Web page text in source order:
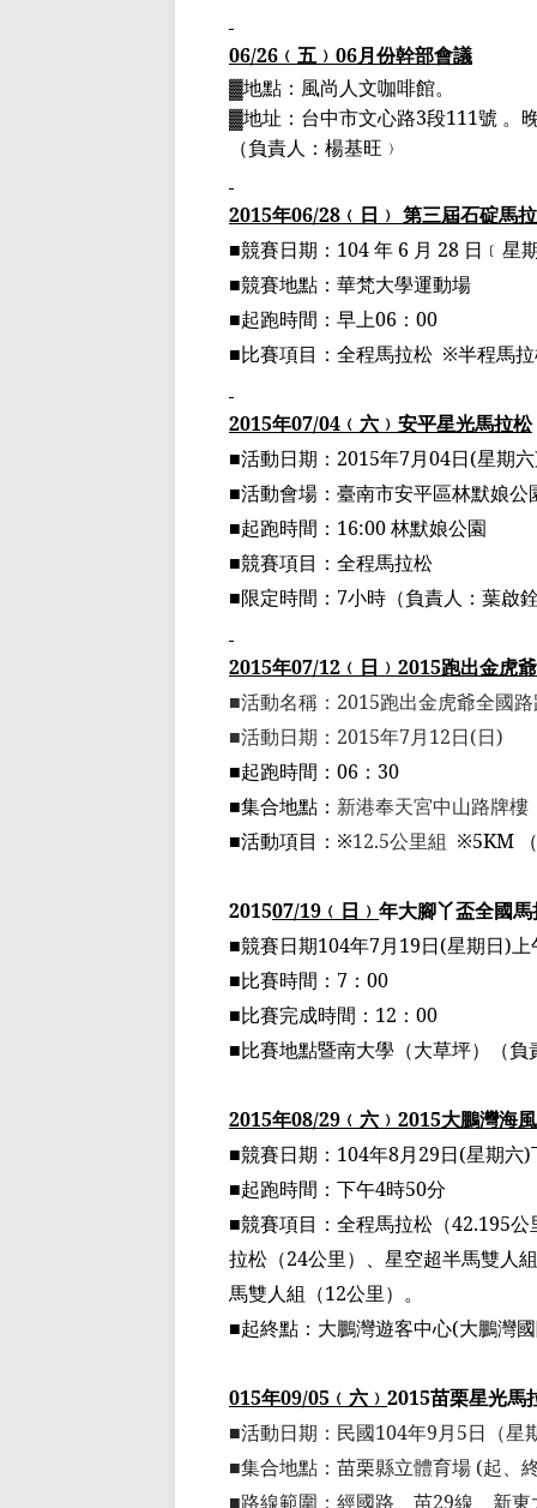
06/26 ﹙ 五 ﹚ 06月份幹部會議
▓地點：風尚人文咖啡館。
▓地址：台中市文心路3段111號 。
（負責人：楊基旺 ﹚
2015年06/28 ﹙ 日 ﹚ 第三屆石碇馬
■競賽日期： 104年 6 月 28 日 ﹝ 星
■競賽地點：華梵大學運動場
■起跑時間：早上06 ： 00
■比賽項目： 全程馬拉松 ※半程馬
2015年07/04 ﹙ 六 ﹚ 安平星光馬拉松
■活動日期： 2015年7月04日(星期六
■活動會場： 臺南市安平區林默娘公
■起跑時間： 16:00林默娘公園
■競賽項目：全程馬拉松
■限定時間： 7小時 （負責人：葉啟
2015年07/12 ﹙ 日 ﹚ 2015跑出金虎爺
■活動名稱： 2015跑出金虎爺全國
■活動日期： 2015年7月12日(日)
■起跑時間： 06 ： 30
■集合地點： 新港奉天宮中山路牌樓
■活動項目： ※12.5公里組 ※5KM （
201507/19 ﹙ 日 ﹚ 年大腳丫盃全國
■競賽日期104年7月19日(星期日)上
■比賽時間： 7 ： 00
■比賽完成時間： 12 ： 00
■比賽地點暨南大學（大草坪）
（負
2015年08/29 ﹙ 六 ﹚ 2015大鵬灣海
■競賽日期： 104年8月29日(星期六)
■起跑時間：下午4時50分
■競賽項目：全程馬拉松（42.195公
拉松（24公里）、星空超半馬雙人
馬雙人組（12公里）。
■起終點：大鵬灣遊客中心(大鵬灣
015年09/05 ﹙ 六 ﹚ 2015苗栗星光馬
■活動日期：民國104年9月5日（星
■集合地點：苗栗縣立體育場 (起、
■路線範圍：經國路、苗29線、新東